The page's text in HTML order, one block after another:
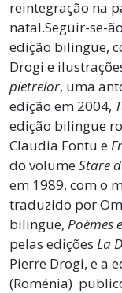
reintegração na
natal.Seguir-se-
edição bilingue,
Drogi e
pietrelor, uma
edição em 2004,
edição bilingue
Claudia Fontu e
do volumeStare
em 1989, com o
traduzido por
bilingue, Poèmes
pelas edições La
Pierre Drogi, e a
(Roménia)